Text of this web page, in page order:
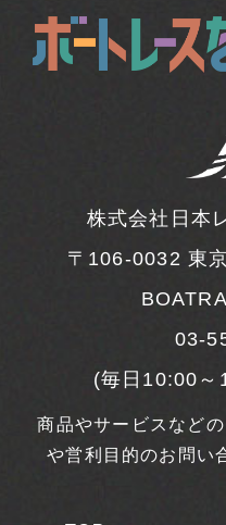
株式会社日本
〒106-0032東
03-
(毎日10:00
商品やサービスなど
や営利目的のお問い